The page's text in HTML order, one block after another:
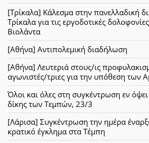
[Τρίκαλα] Κάλεσμα στην πανελλαδική
Τρίκαλα για τις εργοδοτικές
Βιολάντα
[Αθήνα] Αντιπολεμική διαδήλωση
[Αθήνα] Λευτεριά στους/ις
αγωνιστές/τριες για την υπόθεση των
Όλοι και όλες στη συγκέντρωση εν
δίκης των Τεμπών, 23/3
[Λάρισα] Συγκέντρωση την ημέρα
κρατικό έγκλημα στα Τέμπη